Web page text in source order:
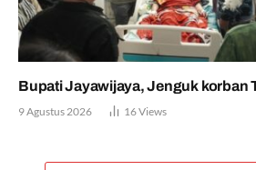
Bupati Jayawijaya, Jenguk korban
9 Agustus 2026 16Views